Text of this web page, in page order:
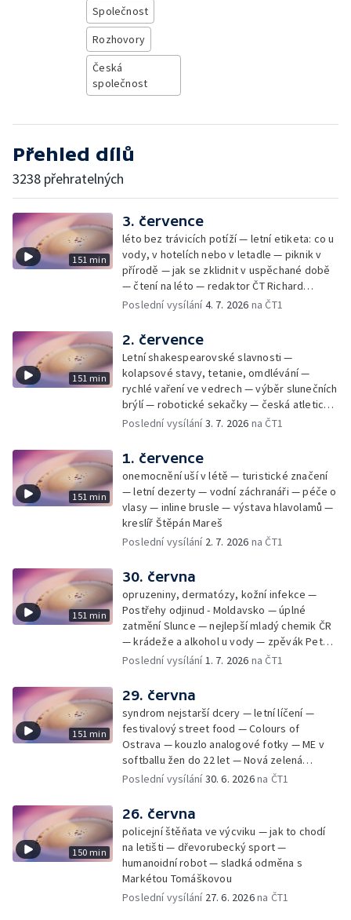
Společnost
Rozhovory
Česká
společnost
Přehled dílů
3238 přehratelných
151 min
3. července
léto bez trávicích potíží — letní etiketa: co u
vody, v hotelích nebo v letadle — piknik v
přírodě — jak se zklidnit v uspěchané době
— čtení na léto — redaktor ČT Richard
Samko
Poslední vysílání4. 7. 2026 na ČT1
151 min
2. července
Letní shakespearovské slavnosti —
kolapsové stavy, tetanie, omdlévání —
rychlé vaření ve vedrech — výběr slunečních
brýlí — robotické sekačky — česká atletická
rekordmanka — psí seriál: výmarský
Poslední vysílání3. 7. 2026 na ČT1
151 min
1. července
onemocnění uší v létě — turistické značení
— letní dezerty — vodní záchranáři — péče o
vlasy — inline brusle — výstava hlavolamů —
kreslíř Štěpán Mareš
Poslední vysílání 2. 7. 2026 na ČT1
151 min
30. června
opruzeniny, dermatózy, kožní infekce —
Postřehy odjinud - Moldavsko — úplné
zatmění Slunce — nejlepší mladý chemik ČR
— krádeže a alkohol u vody — zpěvák Peter
Cmorik
Poslední vysílání1. 7. 2026 na ČT1
151 min
29. června
syndrom nejstarší dcery — letní líčení —
festivalový street food — Colours of
Ostrava — kouzlo analogové fotky — ME v
softballu žen do 22 let — Nová zelená
úsporám — Global Teacher Prize Czech
Poslední vysílání30. 6. 2026na ČT1
150 min
26. června
policejní štěňata ve výcviku — jak to chodí
na letišti — dřevorubecký sport —
humanoidní robot — sladká odměna s
Markétou Tomáškovou
Poslední vysílání 27. 6. 2026na ČT1